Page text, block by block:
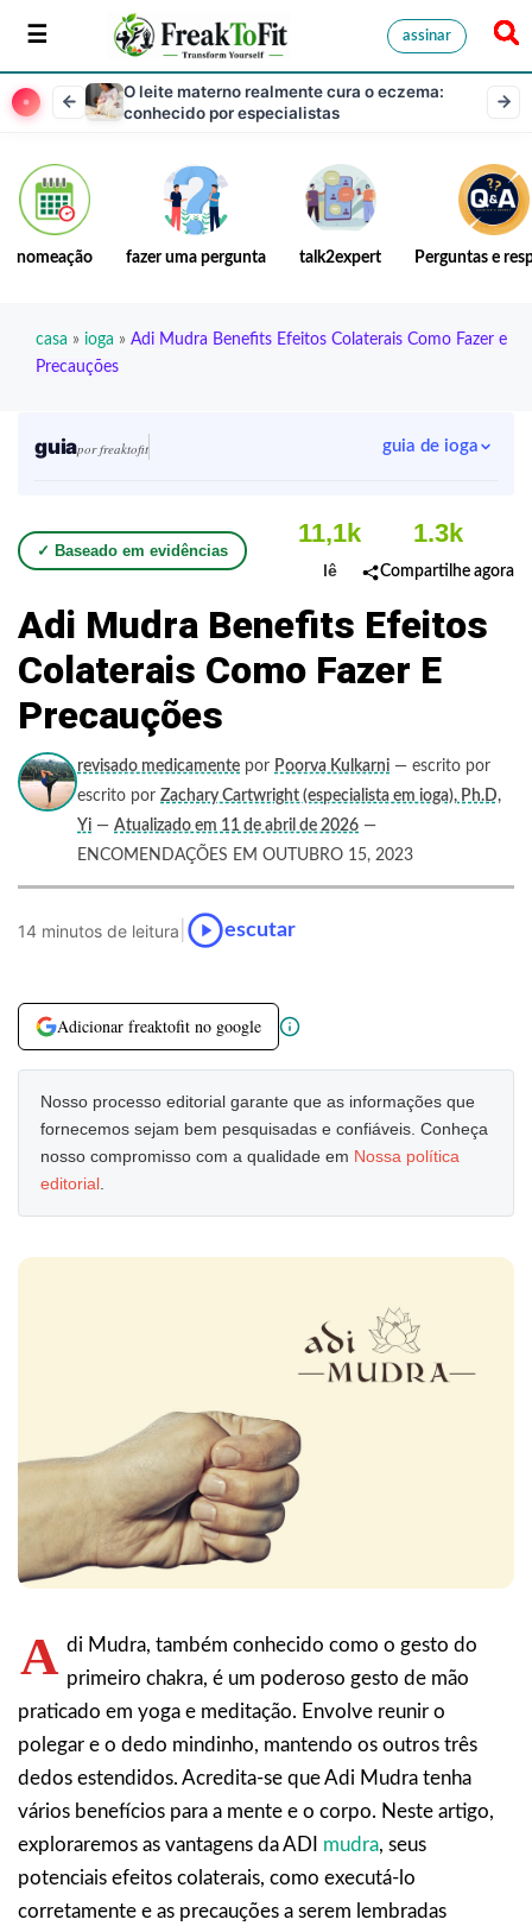
assinar
O leite materno realmente cura o eczema:
conhecido por especialistas
nomeação fazer uma pergunta talk2expert Perguntas e
casa » ioga » Adi Mudra Benefits Efeitos Colaterais Como Fazer e
Precauções
guiapor freaktofit guia de ioga
✓ Baseado em evidências
11,1k
lê
1.3k
Compartilhe agora
Adi Mudra Benefits Efeitos
Colaterais Como Fazer E
Precauções
revisado medicamente por Poorva Kulkarni — escrito por
escrito por Zachary Cartwright (especialista em ioga), Ph.D,
Yi — Atualizado em 11 de abril de 2026 —
ENCOMENDAÇÕES EM OUTUBRO 15, 2023
14 minutos de leitura escutar
Adicionar freaktofit no google
Nosso processo editorial garante que as informações que
fornecemos sejam bem pesquisadas e confiáveis. Conheça
nosso compromisso com a qualidade em Nossa política
editorial
A di Mudra, também conhecido como o gesto do
primeiro chakra, é um poderoso gesto de mão
praticado em yoga e meditação. Envolve reunir o
polegar e o dedo mindinho, mantendo os outros três
dedos estendidos. Acredita-se que Adi Mudra tenha
vários benefícios para a mente e o corpo. Neste artigo,
exploraremos as vantagens da ADI mudra, seus
potenciais efeitos colaterais, como executá-lo
corretamente e as precauções a serem lembradas